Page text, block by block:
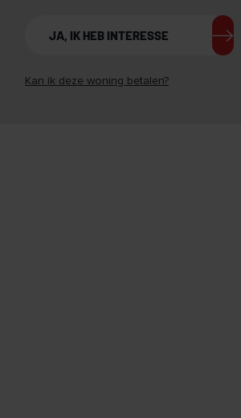
JA, IK HEB INTERESSE
Kan ik deze woning betalen?